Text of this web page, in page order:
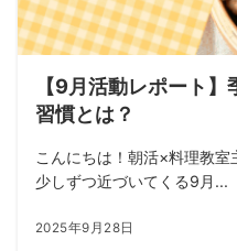
【9月活動レポート
習慣とは？
こんにちは！朝活×料理教
少しずつ近づいてくる9月...
2025年9月28日